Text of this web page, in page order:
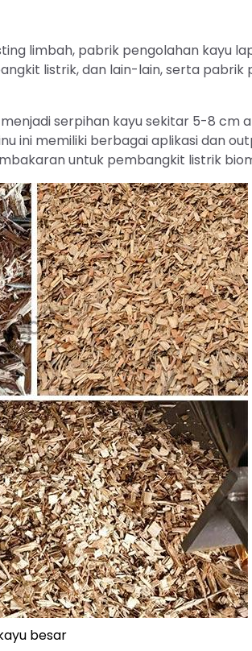
limbah, pabrik pengolahan kayu
listrik, dan lain-lain, serta pabrik
serpihan kayu sekitar 5-8 cm
ini memiliki berbagai aplikasi dan
untuk pembangkit listrik
besar